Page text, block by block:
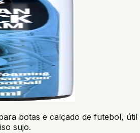
botas e calçado de futebol, útil
sujo.